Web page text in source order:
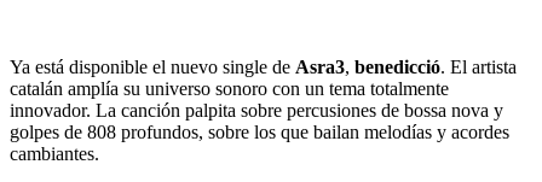
Ya está disponible el nuevo single de Asra3, benedicció. El artista
catalán amplía su universo sonoro con un tema totalmente
innovador. La canción palpita sobre percusiones de bossa nova y
golpes de 808 profundos, sobre los que bailan melodías y acordes
cambiantes.